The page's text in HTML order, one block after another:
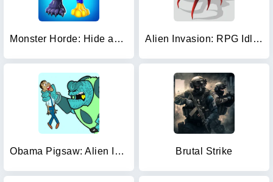
Monster Horde: Hide and Seek Alien Invasion: RPG Idle Space
Obama Pigsaw: Alien Invasion Brutal Strike